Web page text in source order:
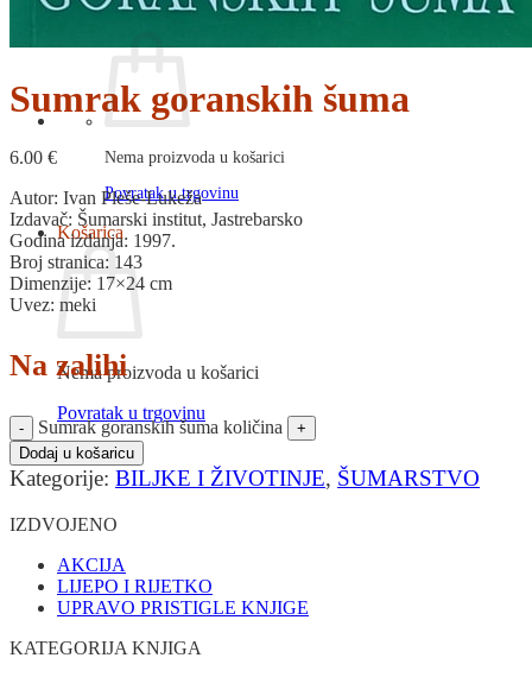
Nema proizvoda u košarici
Povratak u trgovinu
Košarica
Nema proizvoda u košarici
Povratak u trgovinu
Sumrak goranskih šuma
6.00 €
Autor: Ivan Pleše-Lukeža
Izdavač: Šumarski institut, Jastrebarsko
Godina izdanja: 1997.
Broj stranica: 143
Dimenzije: 17×24 cm
Uvez: meki
Na zalihi
Sumrak goranskih šuma količina
Dodaj u košaricu
Kategorije: BILJKE I ŽIVOTINJE, ŠUMARSTVO
IZDVOJENO
AKCIJA
LIJEPO I RIJETKO
UPRAVO PRISTIGLE KNJIGE
KATEGORIJA KNJIGA